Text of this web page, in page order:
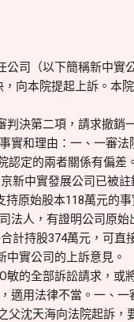
公司（以下簡稱新中
向本院提起上訴。本
決第二項，請求撤銷
實和理由：一、一審
認定的兩者關係有偏
新中實發展公司已被
原始股本118萬元的
法人，有證明公司原
計持股374萬元，可直
實公司的上訴意見。
的全部訴訟請求，或
用法律不當。一、一
父沈天海向法院起訴